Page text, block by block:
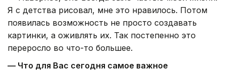
Я с детства рисовал, мне это нравилось. Потом
появилась возможность не просто создавать
картинки, а оживлять их. Так постепенно это
переросло во что-то большее.
— Что для Вас сегодня самое важное